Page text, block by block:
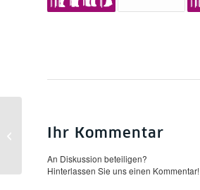
Ihr Kommentar
An Diskussion beteiligen?
Hinterlassen Sie uns einen Kommentar!
»Der Gaius der Preußen«